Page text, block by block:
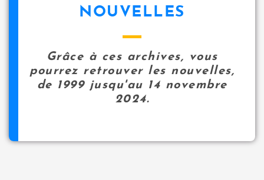
NOUVELLES
Grâce à ces archives, vous
pourrez retrouver les nouvelles,
de 1999 jusqu'au 14 novembre
2024.